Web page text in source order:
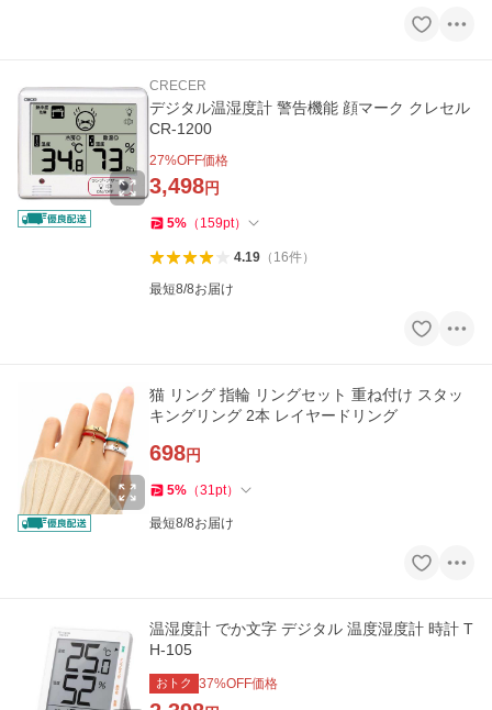
CRECER
デジタル温湿度計 警告機能 顔マーク クレセル
CR-1200
27%OFF価格
3,498円
5% （ 159pt）
4.19（ 16件）
最短8/8お届け
猫 リング 指輪 リングセット 重ね付け スタッ
キングリング 2本 レイヤードリング
698円
5% （31pt）
最短8/8お届け
温湿度計 でか文字 デジタル 温度湿度計 時計 T
H-105
おトク 37%OFF価格